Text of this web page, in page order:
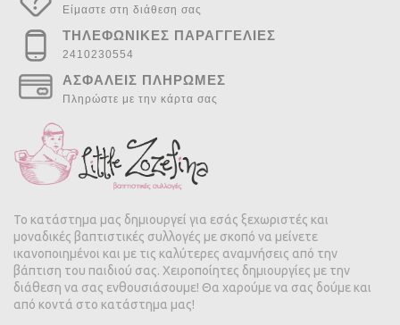
Είμαστε στη διάθεση σας
ΤΗΛΕΦΩΝΙΚΕΣ ΠΑΡΑΓΓΕΛΙΕΣ
2410230554
ΑΣΦΑΛΕΙΣ ΠΛΗΡΩΜΕΣ
Πληρώστε με την κάρτα σας
Το κατάστημα μας δημιουργεί για εσάς ξεχωριστές και
μοναδικές βαπτιστικές συλλογές με σκοπό να μείνετε
ικανοποιημένοι και με τις καλύτερες αναμνήσεις από την
βάπτιση του παιδιού σας. Χειροποίητες δημιουργίες με την
διάθεση να σας ενθουσιάσουμε! Θα χαρούμε να σας δούμε και
από κοντά στο κατάστημα μας!